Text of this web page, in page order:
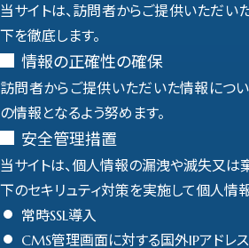
当サイトは、訪問者からご提供いただい
下を徹底します。
情報の正確性の確保
訪問者からご提供いただいた情報につ
の情報となるよう努めます。
安全管理措置
当サイトは、個人情報の漏洩や滅失又は
下のセキリュティ対策を実施して個人情
常時SSL導入
CMS管理画面に対する国外IPアドレ